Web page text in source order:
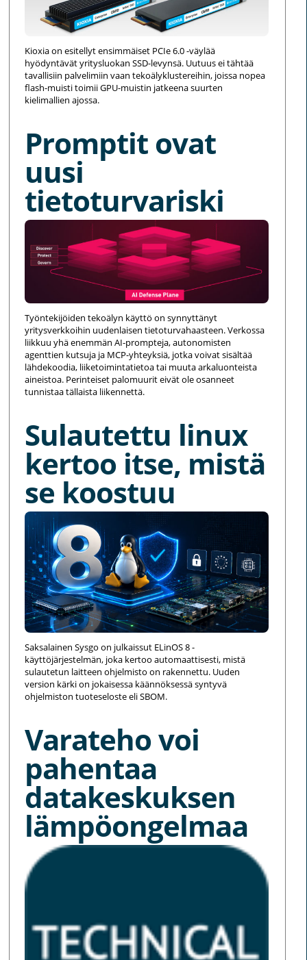
Kioxia on esitellyt ensimmäiset PCIe 6.0 -väylää
hyödyntävät yritysluokan SSD-levynsä. Uutuus ei tähtää
tavallisiin palvelimiin vaan tekoälyklustereihin, joissa nopea
flash-muisti toimii GPU-muistin jatkeena suurten
kielimallien ajossa.
Promptit ovat
uusi
tietoturvariski
Työntekijöiden tekoälyn käyttö on synnyttänyt
yritysverkkoihin uudenlaisen tietoturvahaasteen. Verkossa
liikkuu yhä enemmän AI-prompteja, autonomisten
agenttien kutsuja ja MCP-yhteyksiä, jotka voivat sisältää
lähdekoodia, liiketoimintatietoa tai muuta arkaluonteista
aineistoa. Perinteiset palomuurit eivät ole osanneet
tunnistaa tällaista liikennettä.
Sulautettu linux
kertoo itse, mistä
se koostuu
Saksalainen Sysgo on julkaissut ELinOS 8 -
käyttöjärjestelmän, joka kertoo automaattisesti, mistä
sulautetun laitteen ohjelmisto on rakennettu. Uuden
version kärki on jokaisessa käännöksessä syntyvä
ohjelmiston tuoteseloste eli SBOM.
Varateho voi
pahentaa
datakeskuksen
lämpöongelmaa